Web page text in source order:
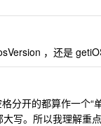
，还是
分开的都算作一个“
写。所以我理解重